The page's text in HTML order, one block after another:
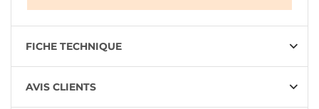
FICHE TECHNIQUE
AVIS CLIENTS